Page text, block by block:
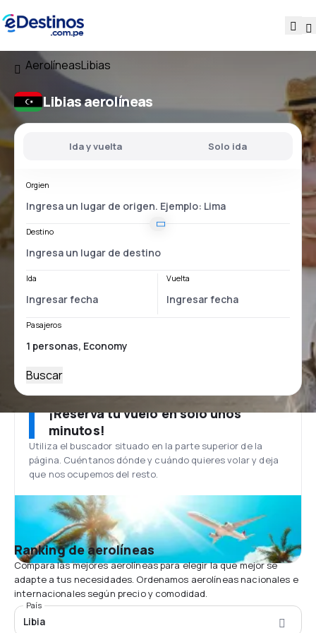
AerolíneasLibias
Libias aerolíneas
Ida y vuelta Solo ida
Orgien
Destino
Ida Vuelta
Pasajeros
Buscar
¡Reserva tu vuelo en solo unos
minutos!
Utiliza el buscador situado en la parte superior de la
página. Cuéntanos dónde y cuándo quieres volar y deja
que nos ocupemos del resto.
Ranking de aerolíneas
Compara las mejores aerolíneas para elegir la que mejor se
adapte a tus necesidades. Ordenamos aerolíneas nacionales e
internacionales según precio y comodidad.
País
Libia